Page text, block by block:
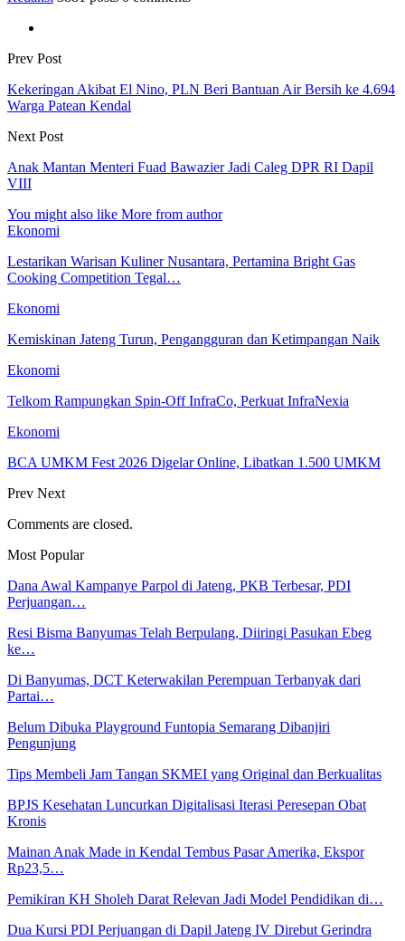
Prev Post
Kekeringan Akibat El Nino, PLN Beri Bantuan Air Bersih ke 4.694
Warga Patean Kendal
Next Post
Anak Mantan Menteri Fuad Bawazier Jadi Caleg DPR RI Dapil
VIII
You might also like More from author
Ekonomi
Lestarikan Warisan Kuliner Nusantara, Pertamina Bright Gas
Cooking Competition Tegal…
Ekonomi
Kemiskinan Jateng Turun, Pengangguran dan Ketimpangan Naik
Ekonomi
Telkom Rampungkan Spin-Off InfraCo, Perkuat InfraNexia
Ekonomi
BCA UMKM Fest 2026 Digelar Online, Libatkan 1.500 UMKM
Prev Next
Comments are closed.
Most Popular
Dana Awal Kampanye Parpol di Jateng, PKB Terbesar, PDI
Perjuangan…
Resi Bisma Banyumas Telah Berpulang, Diiringi Pasukan Ebeg
ke…
Di Banyumas, DCT Keterwakilan Perempuan Terbanyak dari
Partai…
Belum Dibuka Playground Funtopia Semarang Dibanjiri
Pengunjung
Tips Membeli Jam Tangan SKMEI yang Original dan Berkualitas
BPJS Kesehatan Luncurkan Digitalisasi Iterasi Peresepan Obat
Kronis
Mainan Anak Made in Kendal Tembus Pasar Amerika, Ekspor
Rp23,5…
Pemikiran KH Sholeh Darat Relevan Jadi Model Pendidikan di…
Dua Kursi PDI Perjuangan di Dapil Jateng IV Direbut Gerindra